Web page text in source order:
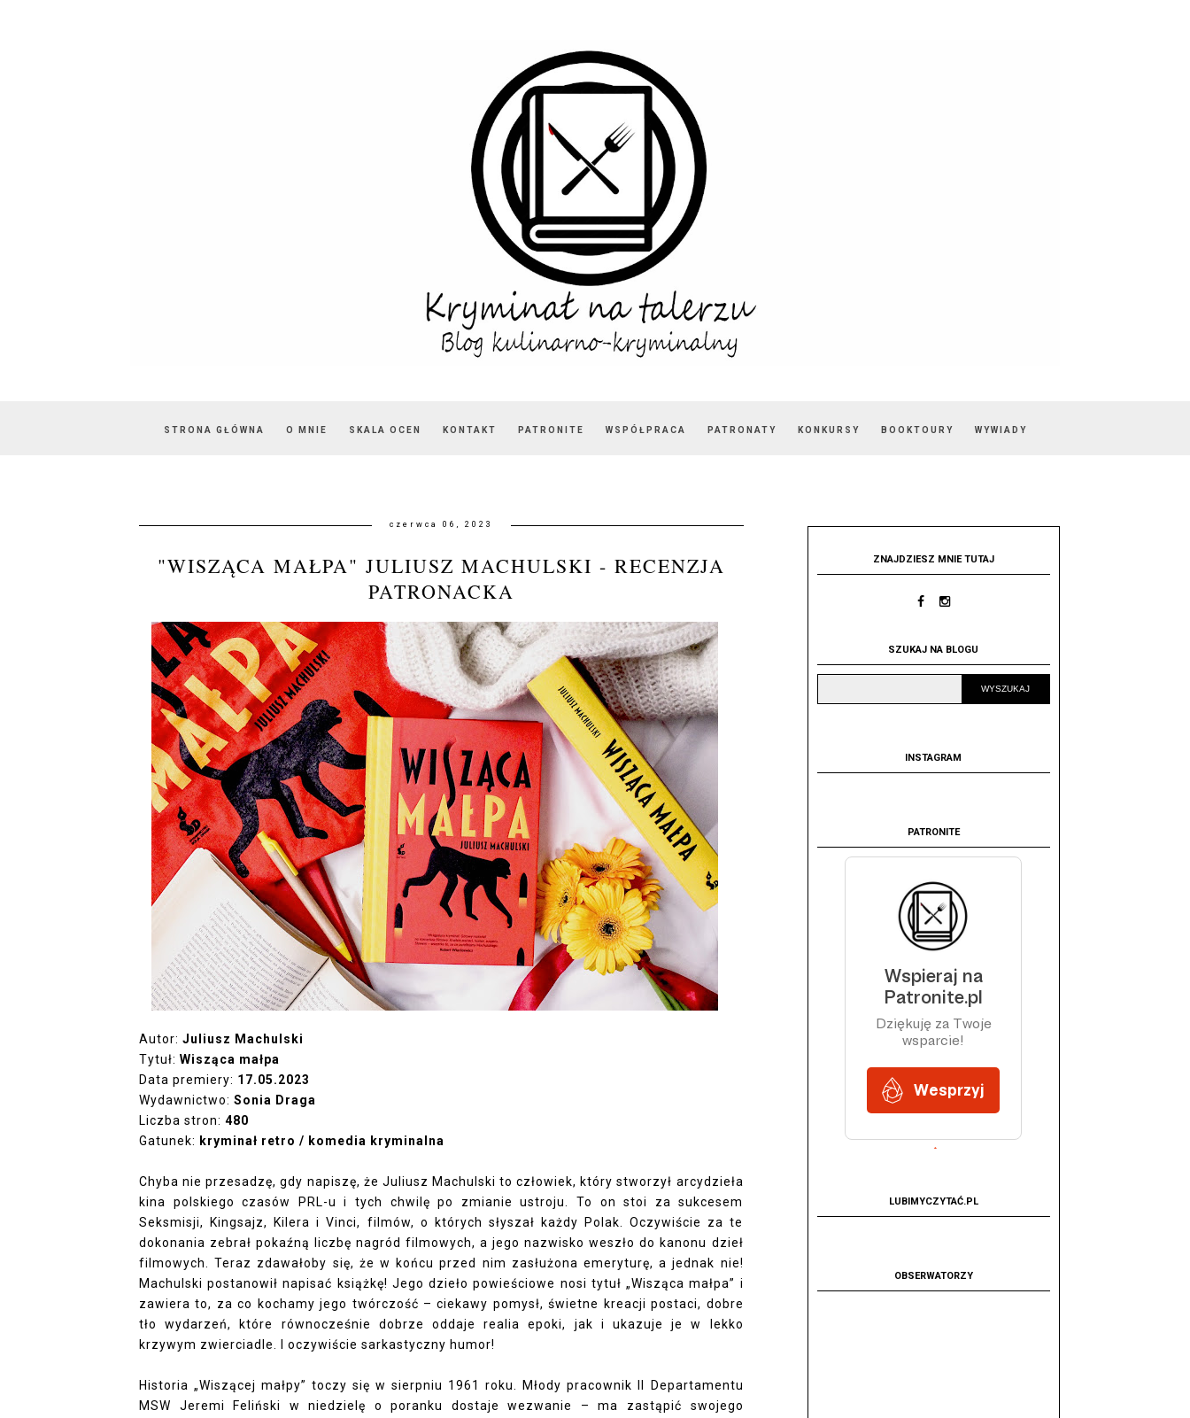
STRONA GŁÓWNA O MNIE SKALA OCEN KONTAKT PATRONITE WSPÓŁPRACA PATRONATY KONKURSY BOOKTOURY WYWIADY
czerwca 06, 2023
"WISZĄCA MAŁPA" JULIUSZ MACHULSKI - RECENZJA
PATRONACKA
Autor: Juliusz Machulski
Tytuł: Wisząca małpa
Data premiery: 17.05.2023
Wydawnictwo: Sonia Draga
Liczba stron: 480
Gatunek: kryminał retro / komedia kryminalna
Chyba nie przesadzę, gdy napiszę, że Juliusz Machulski to człowiek, który stworzył arcydzieła
kina polskiego czasów PRL-u i tych chwilę po zmianie ustroju. To on stoi za sukcesem
Seksmisji, Kingsajz, Kilera i Vinci, filmów, o których słyszał każdy Polak. Oczywiście za te
dokonania zebrał pokaźną liczbę nagród filmowych, a jego nazwisko weszło do kanonu dzieł
filmowych. Teraz zdawałoby się, że w końcu przed nim zasłużona emeryturę, a jednak nie!
Machulski postanowił napisać książkę! Jego dzieło powieściowe nosi tytuł „Wisząca małpa” i
zawiera to, za co kochamy jego twórczość – ciekawy pomysł, świetne kreacji postaci, dobre
tło wydarzeń, które równocześnie dobrze oddaje realia epoki, jak i ukazuje je w lekko
krzywym zwierciadle. I oczywiście sarkastyczny humor!
Historia „Wiszącej małpy” toczy się w sierpniu 1961 roku. Młody pracownik II Departamentu
MSW Jeremi Feliński w niedzielę o poranku dostaje wezwanie – ma zastąpić swojego
ZNAJDZIESZ MNIE TUTAJ
SZUKAJ NA BLOGU
INSTAGRAM
PATRONITE
LUBIMYCZYTAĆ.PL
OBSERWATORZY